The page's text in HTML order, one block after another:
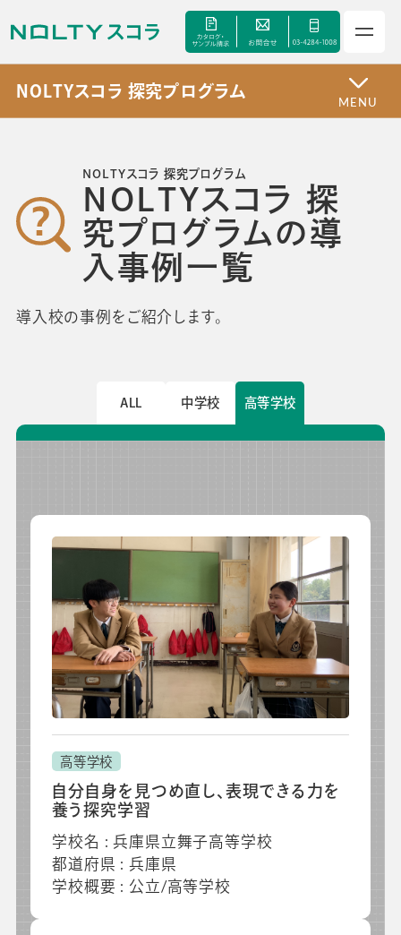
セミナー
手帳甲子園
資料ダウンロード
校長・副校長インタビュー
先生の学び応援コラム
データベース
会社情報グループ会社プライバシーポリシー
ビジネスツール事業 企業情報
NOLTYスコラ 探究プログラム
MENU
NOLTYスコラ 探
究プログラムの導
入事例一覧
NOLTYスコラ 探究プログラム
導入校の事例をご紹介します。
ALL 中学校 高等学校
高等学校
自分自身を見つめ直し、表現できる力を
養う探究学習
学校名 : 兵庫県立舞子高等学校
都道府県 : 兵庫県
学校概要 : 公立/高等学校